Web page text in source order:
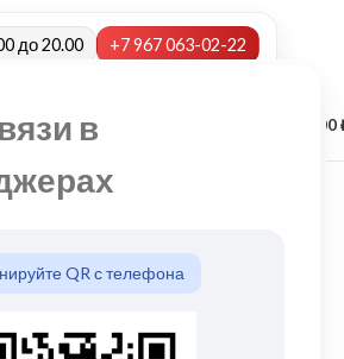
в
QR с телефона
до 20.00 +7 967 063-02-22
0,00